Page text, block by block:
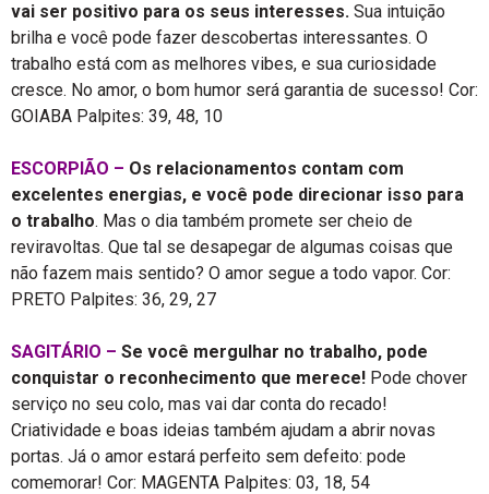
vai ser positivo para os seus interesses. Sua intuição
brilha e você pode fazer descobertas interessantes. O
trabalho está com as melhores vibes, e sua curiosidade
cresce. No amor, o bom humor será garantia de sucesso! Cor:
GOIABA Palpites: 39, 48, 10
ESCORPIÃO – Os relacionamentos contam com
excelentes energias, e você pode direcionar isso para
o trabalho. Mas o dia também promete ser cheio de
reviravoltas. Que tal se desapegar de algumas coisas que
não fazem mais sentido? O amor segue a todo vapor. Cor:
PRETO Palpites: 36, 29, 27
SAGITÁRIO – Se você mergulhar no trabalho, pode
conquistar o reconhecimento que merece! Pode chover
serviço no seu colo, mas vai dar conta do recado!
Criatividade e boas ideias também ajudam a abrir novas
portas. Já o amor estará perfeito sem defeito: pode
comemorar! Cor: MAGENTA Palpites: 03, 18, 54